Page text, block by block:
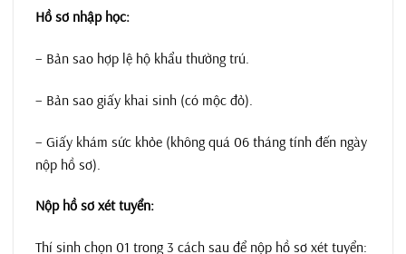
Hồ sơ nhập học:
– Bản sao hợp lệ hộ khẩu thường trú.
– Bản sao giấy khai sinh (có mộc đỏ).
– Giấy khám sức khỏe (không quá 06 tháng tính đến ngày
nộp hồ sơ).
Nộp hồ sơ xét tuyển:
Thí sinh chọn 01 trong 3 cách sau để nộp hồ sơ xét tuyển: